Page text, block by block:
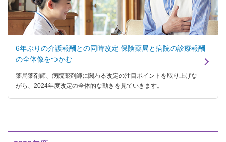
6年ぶりの介護報酬との同時改定 保険薬局と病院の診療報酬
の全体像をつかむ
薬局薬剤師、病院薬剤師に関わる改定の注目ポイントを取り上げな
がら、2024年度改定の全体的な動きを見ていきます。